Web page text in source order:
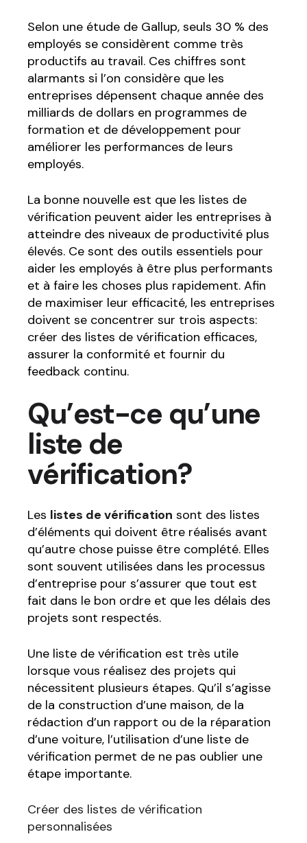
Selon une étude de Gallup, seuls 30 % des
employés se considèrent comme très
productifs au travail. Ces chiffres sont
alarmants si l’on considère que les
entreprises dépensent chaque année des
milliards de dollars en programmes de
formation et de développement pour
améliorer les performances de leurs
employés.
La bonne nouvelle est que les listes de
vérification peuvent aider les entreprises à
atteindre des niveaux de productivité plus
élevés. Ce sont des outils essentiels pour
aider les employés à être plus performants
et à faire les choses plus rapidement. Afin
de maximiser leur efficacité, les entreprises
doivent se concentrer sur trois aspects:
créer des listes de vérification efficaces,
assurer la conformité et fournir du
feedback continu.
Qu’est-ce qu’une
liste de
vérification?
Les listes de vérification sont des listes
d’éléments qui doivent être réalisés avant
qu’autre chose puisse être complété. Elles
sont souvent utilisées dans les processus
d’entreprise pour s’assurer que tout est
fait dans le bon ordre et que les délais des
projets sont respectés.
Une liste de vérification est très utile
lorsque vous réalisez des projets qui
nécessitent plusieurs étapes. Qu’il s’agisse
de la construction d’une maison, de la
rédaction d’un rapport ou de la réparation
d’une voiture, l’utilisation d’une liste de
vérification permet de ne pas oublier une
étape importante.
Créer des listes de vérification
personnalisées